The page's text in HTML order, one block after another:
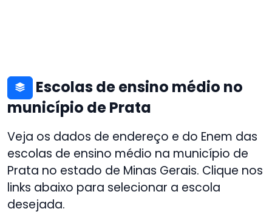
Escolas de ensino médio no
município de Prata
Veja os dados de endereço e do Enem das
escolas de ensino médio na município de
Prata no estado de Minas Gerais. Clique nos
links abaixo para selecionar a escola
desejada.